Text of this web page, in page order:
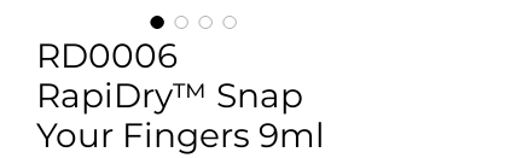
RD0006
RapiDry™ Snap
Your Fingers 9ml